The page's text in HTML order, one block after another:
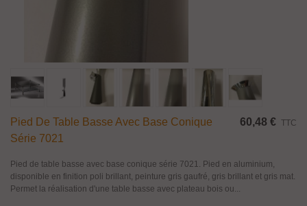
Pied De Table Basse Avec Base Conique
Série 7021
60,48 € TTC
Pied de table basse avec base conique série 7021. Pied en aluminium,
disponible en finition poli brillant, peinture gris gaufré, gris brillant et gris mat.
Permet la réalisation d'une table basse avec plateau bois ou...